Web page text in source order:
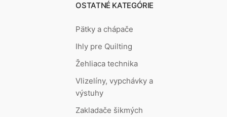
OSTATNÉ KATEGÓRIE
Pätky a chápače
Ihly pre Quilting
Žehliaca technika
Vlizelíny, vypchávky a
výstuhy
Zakladače šikmých